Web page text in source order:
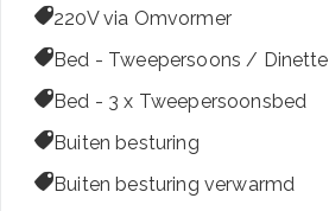
220V via Omvormer
Bed - Tweepersoons / Dinette
Bed - 3 x Tweepersoonsbed
Buiten besturing
Buiten besturing verwarmd